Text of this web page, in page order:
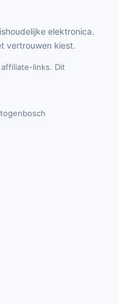
elektronica.
vertrouwen kiest.
links. Dit